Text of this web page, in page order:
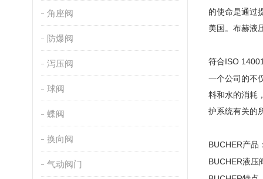
角座阀
防爆阀
泻压阀
球阀
蝶阀
换向阀
气动阀门
的使命是通过
美国。布赫液
符合ISO
一个公司的不
料和水的消耗
护系统有关的
BUCHER产品
BUCHER液压